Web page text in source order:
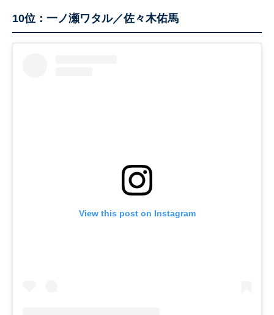
10位：一ノ瀬ワタル／佐々木佑馬
View this post on Instagram